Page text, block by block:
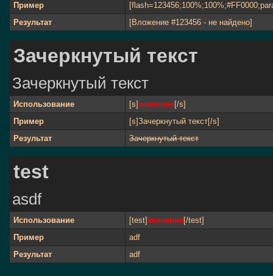
Пример
Результат
[Вложение #123456 - не найдено]
Зачеркнутый текст
Зачеркнутый текст
Использование [s]значение[/s]
Пример
[s]Зачеркнутый текст[/s]
Результат
Зачеркнутый текст
test
asdf
Использование [test]значение[/test]
Пример
adf
Результат
adf